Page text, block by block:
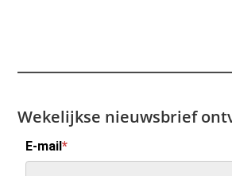
Wekelijkse nieuwsbrief